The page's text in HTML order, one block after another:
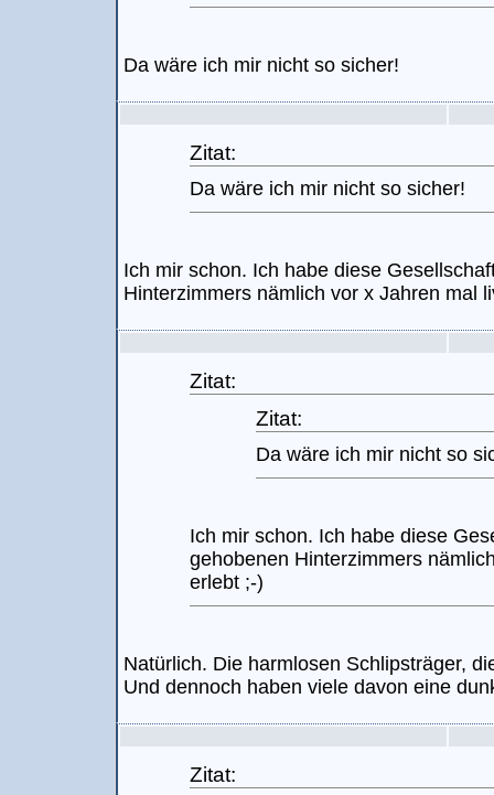
Da wäre ich mir nicht so sicher!
Zitat:
Da wäre ich mir nicht so sicher!
Ich mir schon. Ich habe diese
Hinterzimmers nämlich vor x Jahren mal
Zitat:
Zitat:
Da wäre ich mir nicht so
Ich mir schon. Ich habe diese
gehobenen Hinterzimmers
erlebt ;-)
Natürlich. Die harmlosen Schlipsträger,
Und dennoch haben viele davon eine
Zitat: